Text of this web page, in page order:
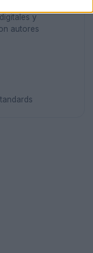
y
autores